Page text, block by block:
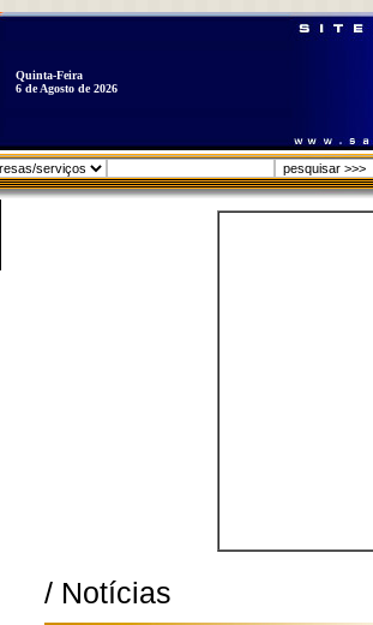
Quinta-Feira
6 de Agosto de 2026
/ Notícias